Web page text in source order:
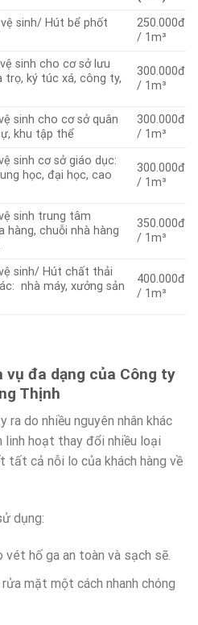
sinh/ Hút bể phốt
250.000đ
/ 1m³
sinh cho cơ sở lưu
trọ, ký túc xá, công ty,
300.000đ
/ 1m³
sinh cho cơ sở quân
khu tập thể
300.000đ
/ 1m³
sinh cơ sở giáo dục:
học, đại học, cao
300.000đ
/ 1m³
sinh trung tâm
hàng, chuỗi nhà hàng
350.000đ
/ 1m³
sinh/ Hút chất thải
nhà máy, xưởng sản
400.000đ
/ 1m³
vụ đa dạng của Công ty
Thịnh
do nhiều nguyên nhân khác
linh hoạt thay đổi nhiều loại
tất cả nỗi lo của khách hàng về
dụng:
vét hố ga an toàn và sạch sẽ.
mặt một cách nhanh chóng